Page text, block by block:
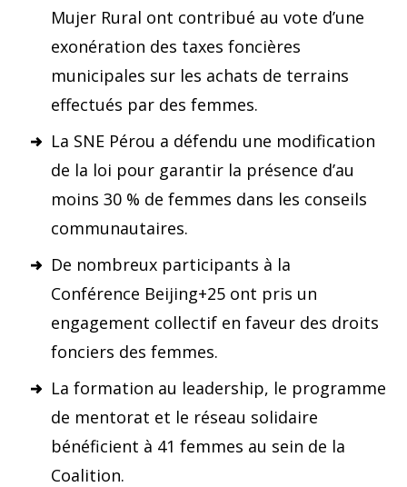
Mujer Rural ont contribué au vote d’une
exonération des taxes foncières
municipales sur les achats de terrains
effectués par des femmes.
La SNE Pérou a défendu une modification
de la loi pour garantir la présence d’au
moins 30 % de femmes dans les conseils
communautaires.
De nombreux participants à la
Conférence Beijing+25 ont pris un
engagement collectif en faveur des droits
fonciers des femmes.
La formation au leadership, le programme
de mentorat et le réseau solidaire
bénéficient à 41 femmes au sein de la
Coalition.